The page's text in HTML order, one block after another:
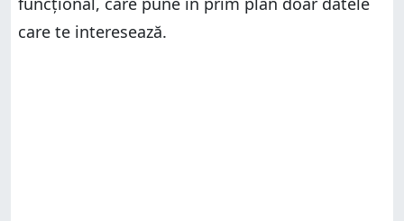
care te interesează.